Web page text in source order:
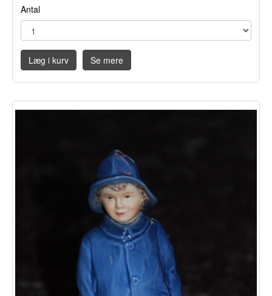
Antal
Læg i kurv Se mere